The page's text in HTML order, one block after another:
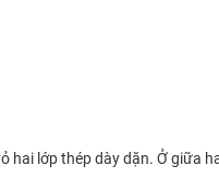
lớp thép dày dặn. Ở giữa